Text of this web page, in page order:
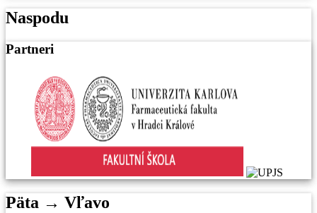
Naspodu
Partneri
Päta → Vľavo